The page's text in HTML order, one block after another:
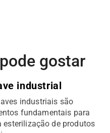
gostar
industrial
industriais são
fundamentais para
esterilização de produtos